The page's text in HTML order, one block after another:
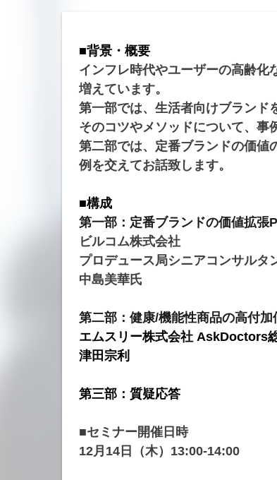
■背景・概要
インフレ時代やユーザーの高齢化
増えています。
第一部では、生活者向けブランド
そのコツやメソッドについて、事
第二部では、定番ブランドの価値
例を交えてお話致します。
■構成
第一部：定番ブランドの価値拡張
ビルコム株式会社
プロデュース局シニアコンサルタ
中島美華氏
第二部：健康/機能性商品の高付
エムスリー株式会社 AskDoctors
津田宗利
第三部：質疑応答
■セミナー開催日時
12月14日（木）13:00-14:00